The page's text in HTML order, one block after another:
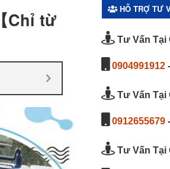
Chỉ từ HỖ TRỢ TƯ
Tư Vấn Tại
0904991912 -
Tư Vấn Tại
0912655679 -
Tư Vấn Tại